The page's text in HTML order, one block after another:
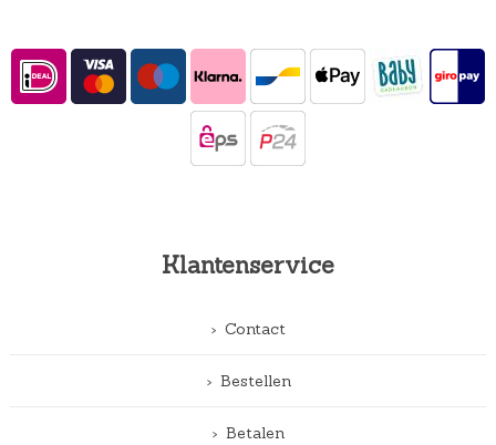
Klantenservice
Contact
Bestellen
Betalen